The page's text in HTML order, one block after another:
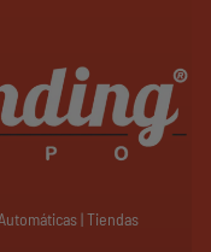
| Tiendas